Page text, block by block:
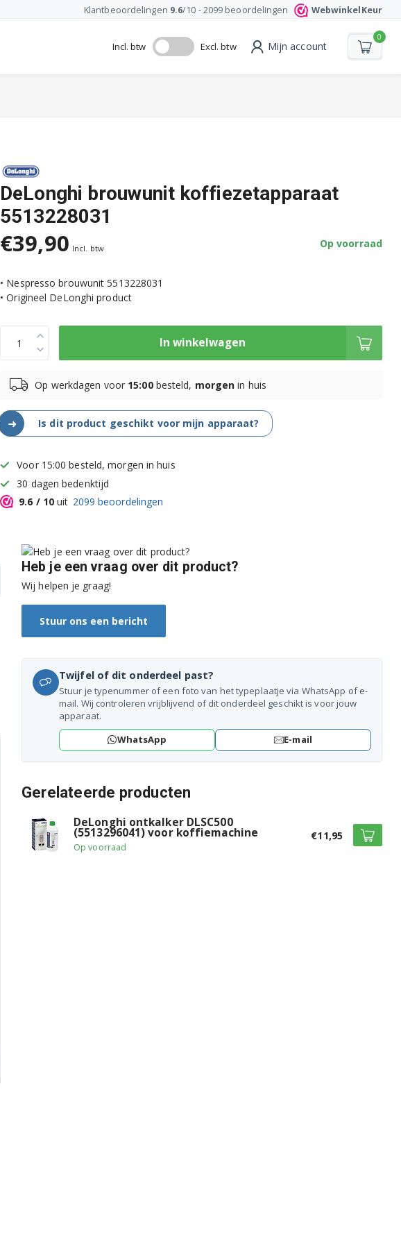
Klantbeoordelingen 9.6/10 -2099 beoordelingen WebwinkelKeur
Incl. btw Excl. btw Mijn account
0
DeLonghi brouwunit koffiezetapparaat
5513228031
€39,90 Incl. btw Op voorraad
• Nespresso brouwunit 5513228031
• Origineel DeLonghi product
In winkelwagen
Op werkdagen voor 15:00besteld, morgen in huis
➜ Is dit product geschikt voor mijn apparaat?
Voor 15:00 besteld, morgen in huis
30 dagen bedenktijd
9.6 / 10 uit 2099 beoordelingen
Heb je een vraag over dit product?
Wij helpen je graag!
Stuur ons een bericht
Twijfel of dit onderdeel past?
Stuur je typenummer of een foto van het typeplaatje via WhatsApp of e-
mail. Wij controleren vrijblijvend of dit onderdeel geschikt is voor jouw
apparaat.
WhatsApp
E-mail
Gerelateerde producten
DeLonghi ontkalker DLSC500
(5513296041) voor koffiemachine
Op voorraad
€11,95